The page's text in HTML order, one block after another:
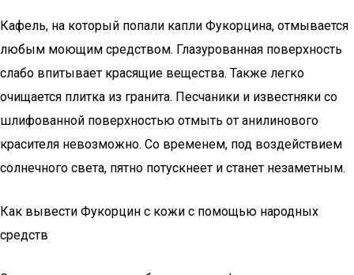
Кафель, на который попали капли Фукорцина, отмывается
любым моющим средством. Глазурованная поверхность
слабо впитывает красящие вещества. Также легко
очищается плитка из гранита. Песчаники и известняки со
шлифованной поверхностью отмыть от анилинового
красителя невозможно. Со временем, под воздействием
солнечного света, пятно потускнеет и станет незаметным.
Как вывести Фукорцин с кожи с помощью народных
средств